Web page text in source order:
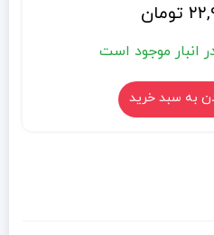
تومان
به سبد خرید